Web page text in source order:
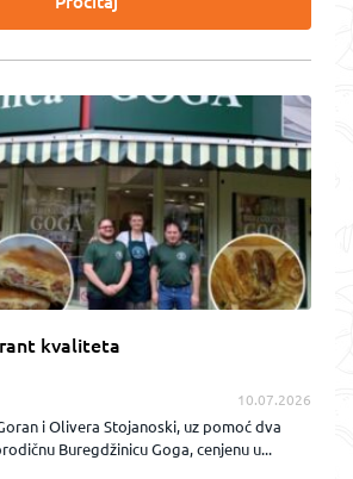
kvaliteta
10.07.2026
i Olivera Stojanoski, uz pomoć dva
Buregdžinicu Goga, cenjenu u...